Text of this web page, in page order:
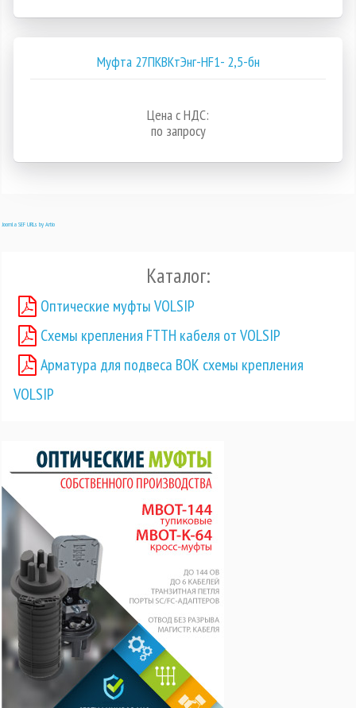
Муфта 27ПКВКтЭнг-HF1- 2,5-бн
Цена с НДС:
по запросу
Joomla SEF URLs by Artio
Каталог:
Оптические муфты VOLSIP
Схемы крепления FTTH кабеля от VOLSIP
Арматура для подвеса ВОК схемы крепления
VOLSIP